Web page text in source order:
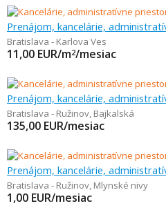
Prenájom, kancelárie,
Bratislava - Karlova Ves
11,00 EUR/m2/mesiac
Prenájom, kancelárie,
Bratislava - Ružinov, Bajkalská
135,00 EUR/mesiac
Prenájom, kancelárie,
Bratislava - Ružinov, Mlynské nivy
1,00 EUR/mesiac